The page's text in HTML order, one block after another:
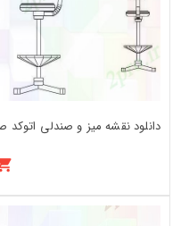
دانلود نقشه میز و صندلی اتوکد